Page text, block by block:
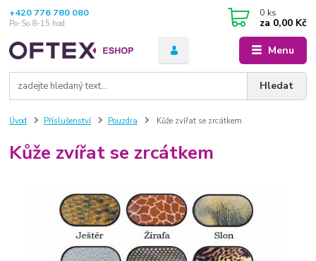
Menu
Hledat
+420 776 780 080
Po-So 8-15 hod
0 ks
za 0,00 Kč
Úvod Příslušenství Pouzdra Kůže zvířat se zrcátkem
Kůže zvířat se zrcátkem